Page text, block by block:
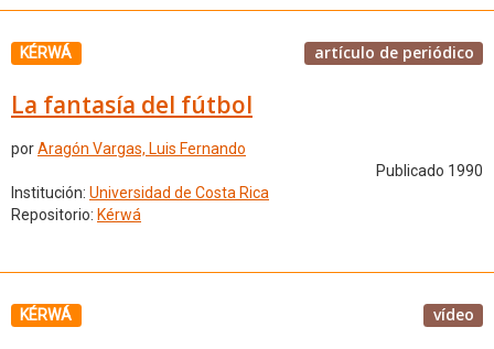
KÉRWÁ artículo de periódico
La fantasía del fútbol
porAragón Vargas, Luis Fernando
Publicado 1990
Institución: Universidad de Costa Rica
Repositorio: Kérwá
KÉRWÁ vídeo